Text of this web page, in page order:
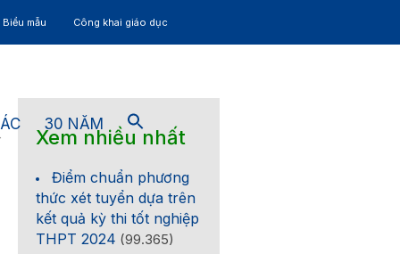
mẫu Công khai giáo dục
30 NĂM
Xem nhiều nhất
Điểm chuẩn phương
thức xét tuyển dựa trên
kết quả kỳ thi tốt nghiệp
THPT 2024 (99.365)